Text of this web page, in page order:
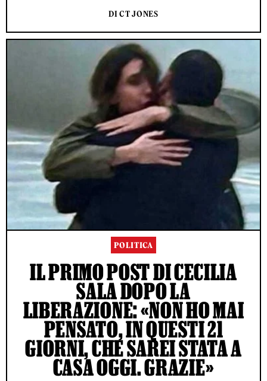
DI CT JONES
POLITICA
IL PRIMO POST DI CECILIA
SALA DOPO LA
LIBERAZIONE: «NON HO MAI
PENSATO, IN QUESTI 21
GIORNI, CHE SAREI STATA A
CASA OGGI. GRAZIE»